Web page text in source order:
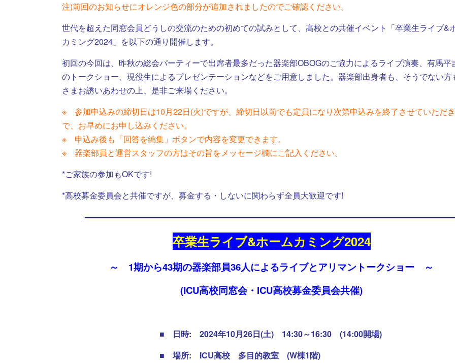
注)前回のお知らせにオレンジ色の部分が追加されましたのでご確認ください。
世代を超えた同窓会員どうしの交流のための初めての試みとして、高校との共催イベント「卒業生ライブ&
カミング2024」を以下の通り開催します。
初回の今回は、昨秋の総会パーティーで出席者最多だった器楽部OBOGのご協力によるライブ演奏、有馬平
のトークショー、現役生によるプレゼンテーションなどをご用意しました。 器楽部出身者も、そうでない方
さまお誘いあわせの上、是非ご来場ください。
※ 参加申込みの締切日は10月22日(火)ですが、締切日以前でも定員になり次第申込みを終了させていただ
で、お早めにお申し込みください。
※ 申込み後も「回答を編集」ボタンで内容を変更できます。
※ 器楽部員と運営スタッフの方はその旨をメッセージ欄にご記入ください。
*ご家族の参加もOKです!
*高校募金委員会と共催ですが、募金する・しないに関わらず全員大歓迎です!
卒業生ライブ&ホームカミング2024
～ 1期から43期の器楽部員36人によるライブとアリマントークショー ～
(ICU高校同窓会・ICU高校募金委員会共催)
■ 日時: 2024年10月26日(土) 14:30～16:30 (14:00開場)
■ 場所: ICU高校 多目的教室 (W棟1階)